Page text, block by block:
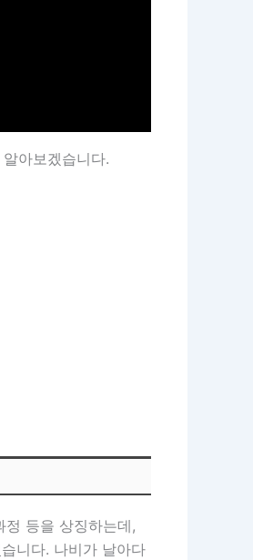
아보겠습니다.
등을 상징하는데,
니다. 나비가 날아다